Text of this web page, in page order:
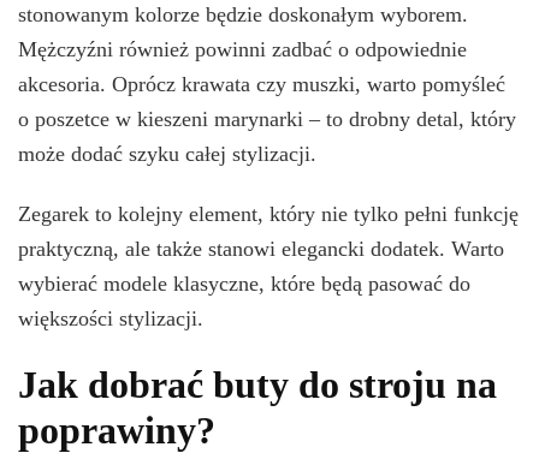
stonowanym kolorze będzie doskonałym wyborem.
Mężczyźni również powinni zadbać o odpowiednie
akcesoria. Oprócz krawata czy muszki, warto pomyśleć
o poszetce w kieszeni marynarki – to drobny detal, który
może dodać szyku całej stylizacji.
Zegarek to kolejny element, który nie tylko pełni funkcję
praktyczną, ale także stanowi elegancki dodatek. Warto
wybierać modele klasyczne, które będą pasować do
większości stylizacji.
Jak dobrać buty do stroju na
poprawiny?